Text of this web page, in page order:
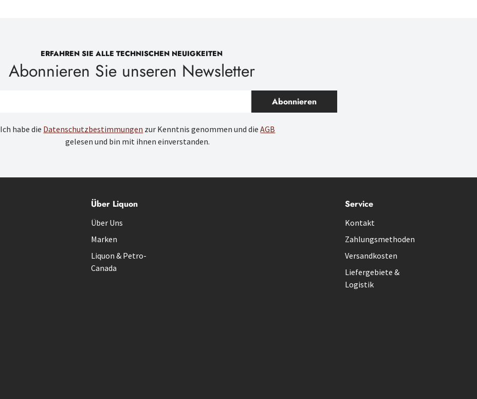
ERFAHREN SIE ALLE TECHNISCHEN NEUIGKEITEN
Abonnieren Sie unseren Newsletter
Abonnieren
Ich habe die Datenschutzbestimmungen zur Kenntnis genommen und dieAGB
gelesen und bin mit ihnen einverstanden.
Über Liquon
Über Uns
Marken
Liquon & Petro-
Canada
Service
Kontakt
Zahlungsmethoden
Versandkosten
Liefergebiete &
Logistik